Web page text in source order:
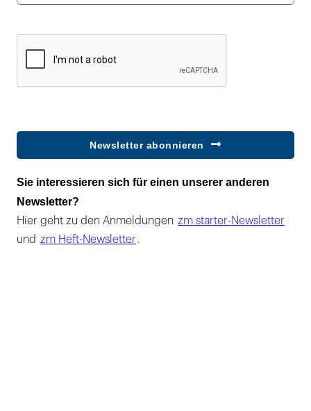
Newsletter abonnieren
Sie interessieren sich für einen unserer anderen
Newsletter?
Hier geht zu den Anmeldungen zm starter-Newsletter
und zm Heft-Newsletter .